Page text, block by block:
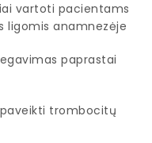
vartoti pacientams
ligomis anamnezėje
paprastai
trombocitų